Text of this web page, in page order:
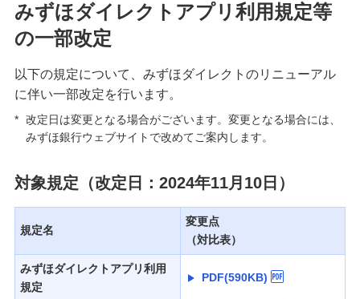
みずほダイレクトアプリ利用規定等
の一部改定
以下の規定について、みずほダイレクトのリニューアル
に伴い一部改定を行います。
* 改定日は変更となる場合がございます。変更となる場合には、
みずほ銀行ウェブサイトで改めてご案内します。
対象規定（改定日：2024年11月10日）
規定名
変更点
（対比表）
みずほダイレクトアプリ利用
規定
PDF(590KB)